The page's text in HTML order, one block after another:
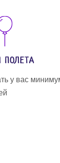
ПОЛЕТА
у вас